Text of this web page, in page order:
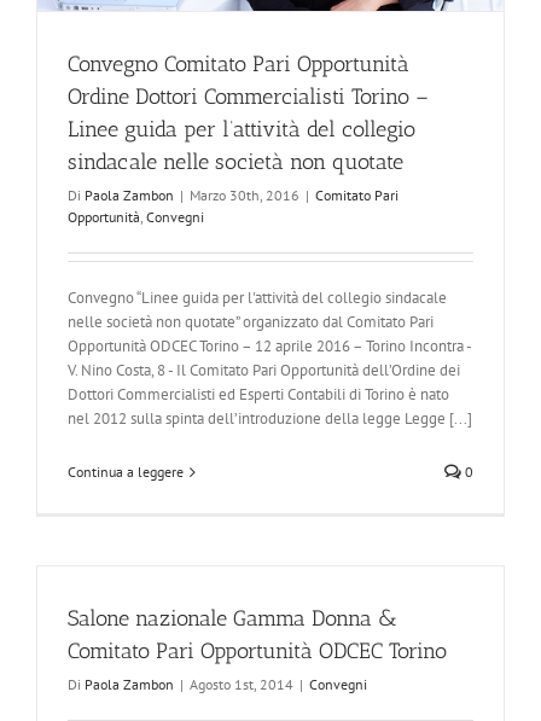
Convegno Comitato Pari Opportunità
Ordine Dottori Commercialisti Torino –
Linee guida per l’attività del collegio
sindacale nelle società non quotate
Di Paola Zambon | Marzo 30th, 2016 | Comitato Pari
Opportunità, Convegni
Convegno “Linee guida per l'attività del collegio sindacale
nelle società non quotate” organizzato dal Comitato Pari
Opportunità ODCEC Torino – 12 aprile 2016 – Torino Incontra -
V. Nino Costa, 8 - Il Comitato Pari Opportunità dell’Ordine dei
Dottori Commercialisti ed Esperti Contabili di Torino è nato
nel 2012 sulla spinta dell’introduzione della legge Legge [...]
Continua a leggere 0
Salone nazionale Gamma Donna &
Comitato Pari Opportunità ODCEC Torino
Di Paola Zambon | Agosto 1st, 2014 | Convegni